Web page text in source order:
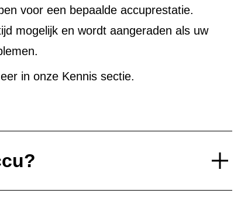
voor een bepaalde accuprestatie.
mogelijk en wordt aangeraden als uw
in onze Kennis sectie.